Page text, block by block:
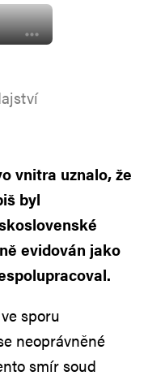
vnitra uznalo, že
byl
evidován jako
sporu
neoprávněné
smír soud